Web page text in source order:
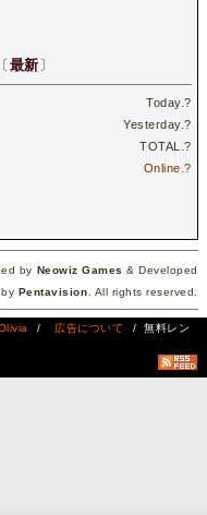
最新 〕
Today.?
Yesterday.?
TOTAL.?
Online.?
by Neowiz Games & Developed
by Pentavision . All rights reserved.
/ 広告について
/ 無料レン